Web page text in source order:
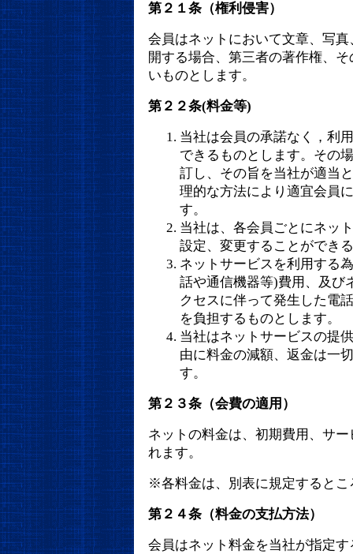
第２１条（権利侵害）
会員はネットにおいて文章、写
開する場合、第三者の著作権、
いものとします。
第２２条(料金等)
当社は会員の承諾なく，利
できるものとします。その
訂し、その旨を当社が適当
理的な方法により適宜会員
す。
当社は、各会員ごとにネッ
設定、変更することができ
ネットサービスを利用する
話や通信機器等)費用、及び
クセスに伴って発生した電
を負担するものとします。
当社はネットサービスの提
由に料金の減額、返金は一
す。
第２３条（会費の適用）
ネットの料金は、初期費用、サ
れます。
※各料金は、別表に規定するとこ
第２４条（料金の支払方法）
会員はネット料金を当社が指定